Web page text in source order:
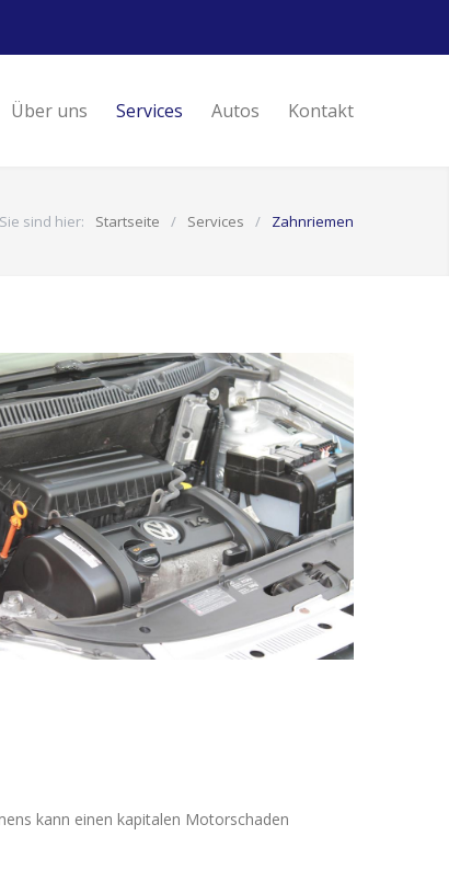
Über uns Services Autos Kontakt
Sie sind hier: Startseite / Services / Zahnriemen
kann einen kapitalen Motorschaden